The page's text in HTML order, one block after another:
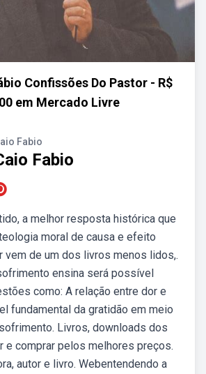
Confissões Do Pastor - R$
em Mercado Livre
Fabio
Fabio
a melhor resposta histórica que
moral de causa e efeito
vem de um dos livros menos lidos,.
ensina será possível
como: A relação entre dor e
fundamental da gratidão em meio
Livros, downloads dos
e comprar pelos melhores preços.
autor e livro. Webentendendo a